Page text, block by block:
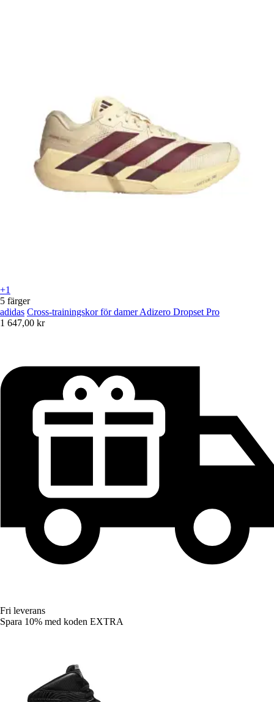
+1
5 färger
adidas Cross-trainingskor för damer Adizero Dropset Pro
1 647,00 kr
Fri leverans
Spara 10% med koden EXTRA